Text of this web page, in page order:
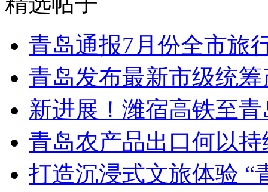
青岛通报7月份全市旅
青岛发布最新市级统
新进展！潍宿高铁至
青岛农产品出口何以持
打造沉浸式文旅体验 “